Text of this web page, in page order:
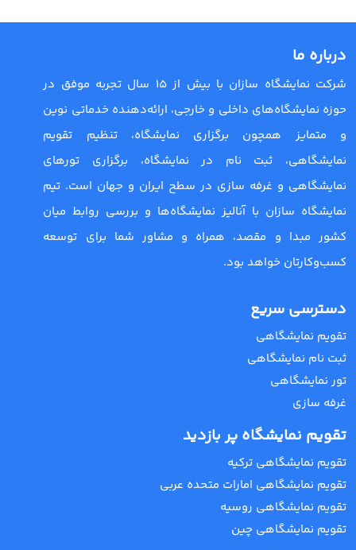
درباره ما
شرکت نمایشگاه سازان با بیش از 15 سال تجربه موفق در
حوزه نمایشگاه‌های داخلی و خارجی، ارائه‌دهنده خدماتی نوین
و متمایز همچون برگزاری نمایشگاه، تنظیم تقویم
نمایشگاهی، ثبت نام در نمایشگاه، برگزاری تورهای
نمایشگاهی و غرفه سازی در سطح ایران و جهان است. تیم
نمایشگاه سازان با آنالیز نمایشگاه‌ها و بررسی روابط میان
کشور مبدا و مقصد، همراه و مشاور شما برای توسعه
کسب‌وکارتان خواهد بود.
دسترسی سریع
تقویم نمایشگاهی
ثبت نام نمایشگاهی
تور نمایشگاهی
غرفه سازی
تقویم نمایشگاه پر بازدید
تقویم نمایشگاهی ترکیه
تقویم نمایشگاهی امارات متحده عربی
تقویم نمایشگاهی روسیه
تقویم نمایشگاهی چین